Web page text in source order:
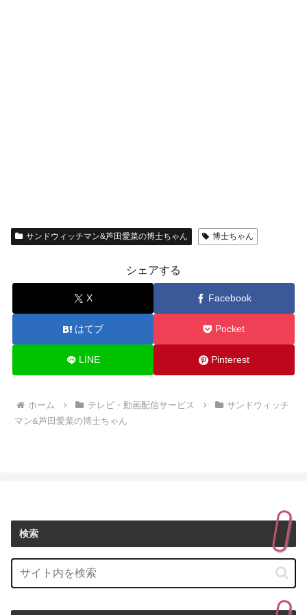
サンドウィッチマン&芦田愛菜の博士ちゃん 博士ちゃん
シェアする
X Facebook
はてブ Pocket
LINE Pinterest
ホーム テレビ・動画配信サービス
サンドウィッチ
マン&芦田愛菜の博士ちゃん
検索